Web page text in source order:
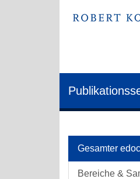
Gesamter
Bereiche &